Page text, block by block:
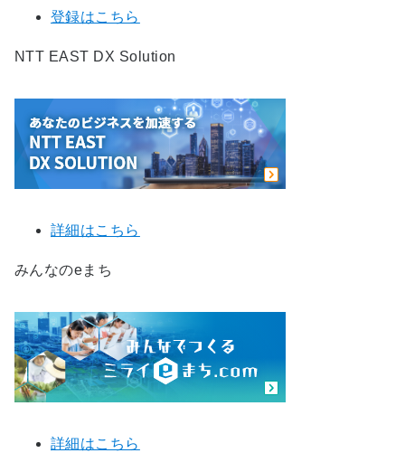
登録はこちら
NTT EAST DX Solution
詳細はこちら
みんなのeまち
詳細はこちら